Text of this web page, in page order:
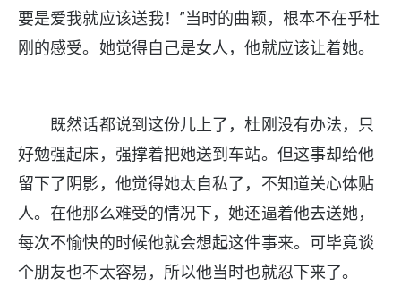
要是爱我就应该送我！”当时的曲颖，根本不在乎杜
刚的感受。她觉得自己是女人，他就应该让着她。
既然话都说到这份儿上了，杜刚没有办法，只
好勉强起床，强撑着把她送到车站。但这事却给他
留下了阴影，他觉得她太自私了，不知道关心体贴
人。在他那么难受的情况下，她还逼着他去送她，
每次不愉快的时候他就会想起这件事来。可毕竟谈
个朋友也不太容易，所以他当时也就忍下来了。